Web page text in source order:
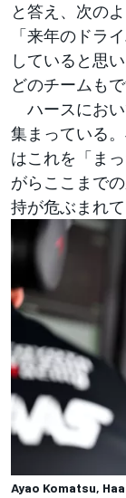
と答え、次の
「来年のドラ
していると思
どのチームもで
ハースにお
集まっている
はこれを「ま
がらここまで
持が危ぶまれ
Ayao Komatsu,